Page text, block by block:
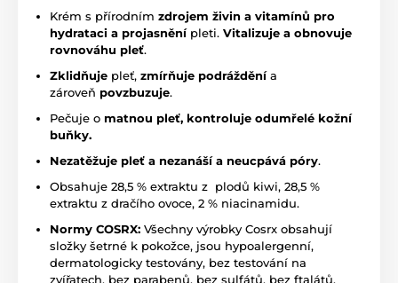
Krém s přírodním zdrojem živin a vitamínů pro
hydrataci a projasněnípleti. Vitalizuje a obnovuje
rovnováhu pleť.
Zklidňuje pleť, zmírňuje podrážděnía
zároveň povzbuzuje.
Pečuje o matnou pleť, kontroluje odumřelé kožní
buňky.
Nezatěžuje pleť a nezanáší a neucpává póry.
Obsahuje 28,5 % extraktu z plodů kiwi, 28,5 %
extraktu z dračího ovoce, 2 % niacinamidu.
Normy COSRX: Všechny výrobky Cosrx obsahují
složky šetrné k pokožce, jsou hypoalergenní,
dermatologicky testovány, bez testování na
zvířatech, bez parabenů, bez sulfátů, bez ftalátů.